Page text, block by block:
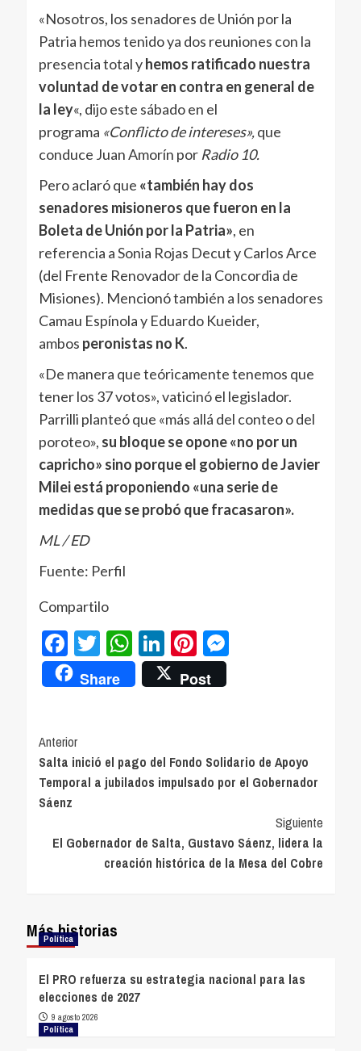
«Nosotros, los senadores de Unión por la
Patria hemos tenido ya dos reuniones con la
presencia total yhemos ratificado nuestra
voluntad de votar en contra en general de
la ley«, dijo este sábado en el
programa «Conflicto de intereses»,que
conduce Juan Amorín por Radio 10.
Pero aclaró que «también hay dos
senadores misioneros que fueron en la
Boleta de Unión por la Patria», en
referencia a Sonia Rojas Decut y Carlos Arce
(del Frente Renovador de la Concordia de
Misiones). Mencionó también a los senadores
Camau Espínola y Eduardo Kueider,
ambos peronistas no K.
«De manera que teóricamente tenemos que
tener los 37 votos», vaticinó el legislador.
Parrilli planteó que «más allá del conteo o del
poroteo», su bloque se opone «no por un
capricho» sino porque el gobierno de Javier
Milei está proponiendo «una serie de
medidas que se probó que fracasaron».
ML / ED
Fuente: Perfil
Compartilo
Facebook
Twitter
WhatsApp
LinkedIn
Pinterest
Messenger
Share Post
Navegación
de
entradas
Anterior
Salta inició el pago del Fondo Solidario de Apoyo
Temporal a jubilados impulsado por el Gobernador
Sáenz
Siguiente
El Gobernador de Salta, Gustavo Sáenz, lidera la
creación histórica de la Mesa del Cobre
Más historias
Política
El PRO refuerza su estrategia nacional para las
elecciones de 2027
9 agosto 2026
Política